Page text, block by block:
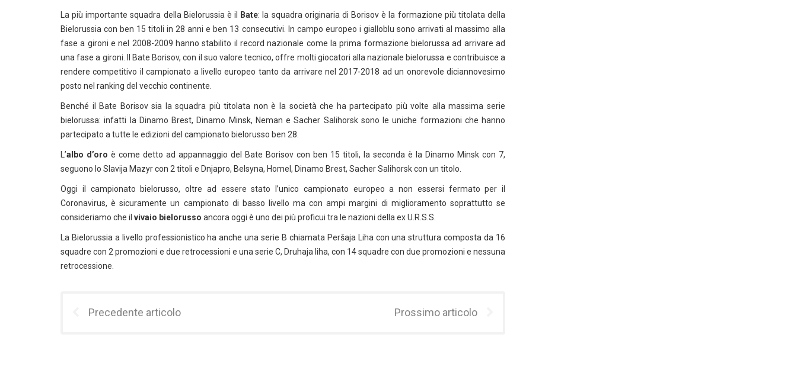
La più importante squadra della Bielorussia è il Bate: la squadra originaria di Borisov è la formazione più titolata della
Bielorussia con ben 15 titoli in 28 anni e ben 13 consecutivi. In campo europeo i gialloblu sono arrivati al massimo alla
fase a gironi e nel 2008-2009 hanno stabilito il record nazionale come la prima formazione bielorussa ad arrivare ad
una fase a gironi. Il Bate Borisov, con il suo valore tecnico, offre molti giocatori alla nazionale bielorussa e contribuisce a
rendere competitivo il campionato a livello europeo tanto da arrivare nel 2017-2018 ad un onorevole diciannovesimo
posto nel ranking del vecchio continente.
Benché il Bate Borisov sia la squadra più titolata non è la società che ha partecipato più volte alla massima serie
bielorussa: infatti la Dinamo Brest, Dinamo Minsk, Neman e Sacher Salihorsk sono le uniche formazioni che hanno
partecipato a tutte le edizioni del campionato bielorusso ben 28.
L’albo d’oro è come detto ad appannaggio del Bate Borisov con ben 15 titoli, la seconda è la Dinamo Minsk con 7,
seguono lo Slavija Mazyr con 2 titoli e Dnjapro, Belsyna, Homel, Dinamo Brest, Sacher Salihorsk con un titolo.
Oggi il campionato bielorusso, oltre ad essere stato l’unico campionato europeo a non essersi fermato per il
Coronavirus, è sicuramente un campionato di basso livello ma con ampi margini di miglioramento soprattutto se
consideriamo che il vivaio bielorusso ancora oggi è uno dei più proficui tra le nazioni della ex U.R.S.S.
La Bielorussia a livello professionistico ha anche una serie B chiamata Peršaja Liha con una struttura composta da 16
squadre con 2 promozioni e due retrocessioni e una serie C, Druhaja liha, con 14 squadre con due promozioni e nessuna
retrocessione.
Precedente articolo Prossimo articolo